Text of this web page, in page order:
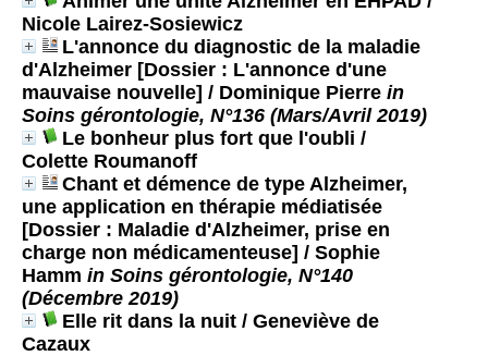
Nicole Lairez-Sosiewicz
L'annonce du diagnostic de la maladie
d'Alzheimer [Dossier : L'annonce d'une
mauvaise nouvelle] / Dominique Pierre in
Soins gérontologie, N°136 (Mars/Avril 2019)
Le bonheur plus fort que l'oubli /
Colette Roumanoff
Chant et démence de type Alzheimer,
une application en thérapie médiatisée
[Dossier : Maladie d'Alzheimer, prise en
charge non médicamenteuse] / Sophie
Hamm in Soins gérontologie, N°140
(Décembre 2019)
Elle rit dans la nuit / Geneviève de
Cazaux